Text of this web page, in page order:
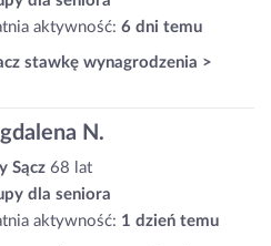
aktywność: 6 dni temu
stawkę wynagrodzenia >
N.
Sącz 68 lat
dla seniora
aktywność: 1 dzień temu